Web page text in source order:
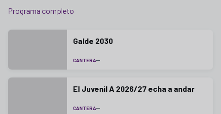
Programa completo
Galde 2030
CANTERA
El Juvenil A 2026/27 echa a andar
CANTERA